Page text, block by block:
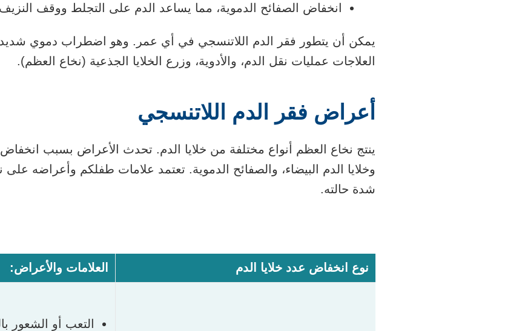
انخفاض الصفائح الدموية، مما يساعد الدم على التجلط ووقف
يمكن أن يتطور فقر الدم اللاتنسجي في أي عمر. وهو اضطراب دموي
العلاجات عمليات نقل الدم، والأدوية، وزرع الخلايا الجذعية (نخاع العظم).
أعراض فقر الدم اللاتنسجي
ينتج نخاع العظم أنواع مختلفة من خلايا الدم. تحدث الأعراض بسبب انخفاض
وخلايا الدم البيضاء، والصفائح الدموية. تعتمد علامات طفلكم وأعراضه على
شدة حالته.
نوع انخفاض عدد خلايا الدم العلامات والأعراض:
التعب أو الشعور